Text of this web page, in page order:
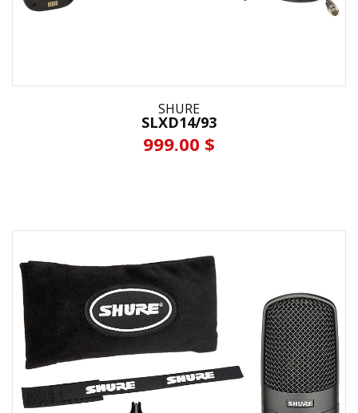
SHURE
SLXD14/93
999.00 $